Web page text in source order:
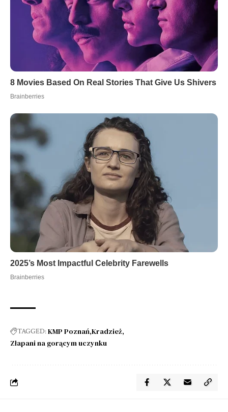
TAGGED:KMP Poznań Kradzież
Złapani na gorącym uczynku